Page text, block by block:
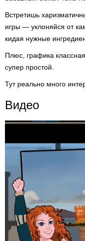
Встретишь
игры — уклоняйся от
кидая нужные
Плюс, графика
супер простой.
Тут реально много
Видео